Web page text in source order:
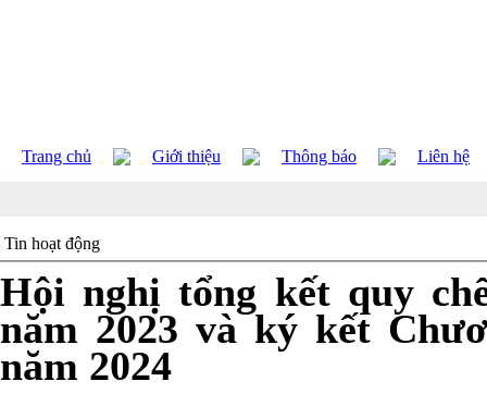
Trang chủ Giới thiệu Thông báo Liên hệ
Tin hoạt động
Hội nghị tổng kết quy
năm 2023 và ký kết
năm 2024